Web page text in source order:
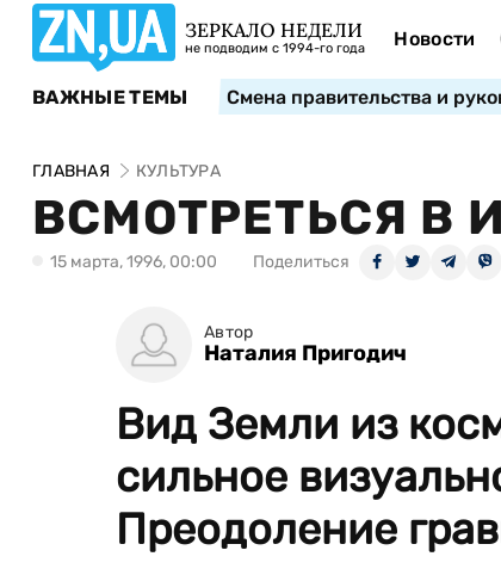
ЗЕРКАЛО НЕДЕЛИ
не подводим с 1994-го года Новости
ВАЖНЫЕ ТЕМЫ Смена правительства и
ГЛАВНАЯ КУЛЬТУРА
ВСМОТРЕТЬСЯ В
15 марта, 1996, 00:00 Поделиться
Автор
Наталия Пригодич
Вид Земли из
сильное
Преодоление